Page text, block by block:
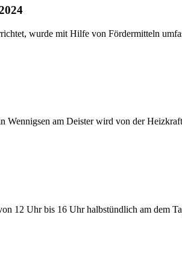
wurde mit Hilfe von Fördermitteln
Wennigsen am Deister wird von der
12 Uhr bis 16 Uhr halbstündlich am dem